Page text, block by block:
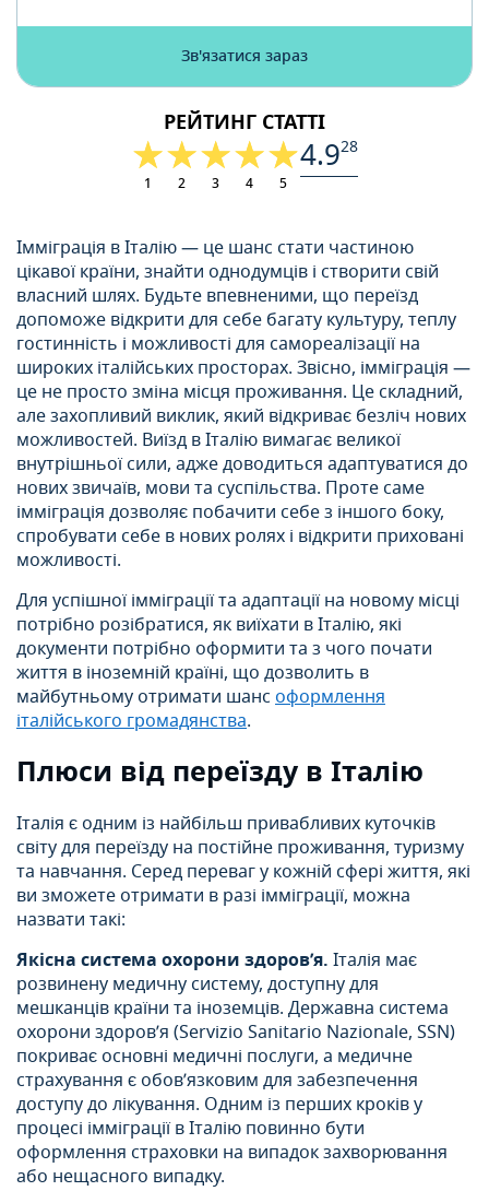
Зв'язатися зараз
РЕЙТИНГ СТАТТІ
1 2 3 4 5
4.928
Імміграція в Італію — це шанс стати частиною
цікавої країни, знайти однодумців і створити свій
власний шлях. Будьте впевненими, що переїзд
допоможе відкрити для себе багату культуру, теплу
гостинність і можливості для самореалізації на
широких італійських просторах. Звісно, імміграція —
це не просто зміна місця проживання. Це складний,
але захопливий виклик, який відкриває безліч нових
можливостей. Виїзд в Італію вимагає великої
внутрішньої сили, адже доводиться адаптуватися до
нових звичаїв, мови та суспільства. Проте саме
імміграція дозволяє побачити себе з іншого боку,
спробувати себе в нових ролях і відкрити приховані
можливості.
Для успішної імміграції та адаптації на новому місці
потрібно розібратися, як виїхати в Італію, які
документи потрібно оформити та з чого почати
життя в іноземній країні, що дозволить в
майбутньому отримати шанс оформлення
італійського громадянства.
Плюси від переїзду в Італію
Італія є одним із найбільш привабливих куточків
світу для переїзду на постійне проживання, туризму
та навчання. Серед переваг у кожній сфері життя, які
ви зможете отримати в разі імміграції, можна
назвати такі:
Якісна система охорони здоров’я. Італія має
розвинену медичну систему, доступну для
мешканців країни та іноземців. Державна система
охорони здоров’я (Servizio Sanitario Nazionale, SSN)
покриває основні медичні послуги, а медичне
страхування є обов’язковим для забезпечення
доступу до лікування. Одним із перших кроків у
процесі імміграції в Італію повинно бути
оформлення страховки на випадок захворювання
або нещасного випадку.